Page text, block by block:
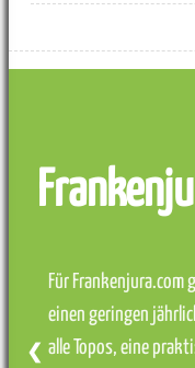
Für Frankenjura.com
einen geringen
alle Topos, eine
❮